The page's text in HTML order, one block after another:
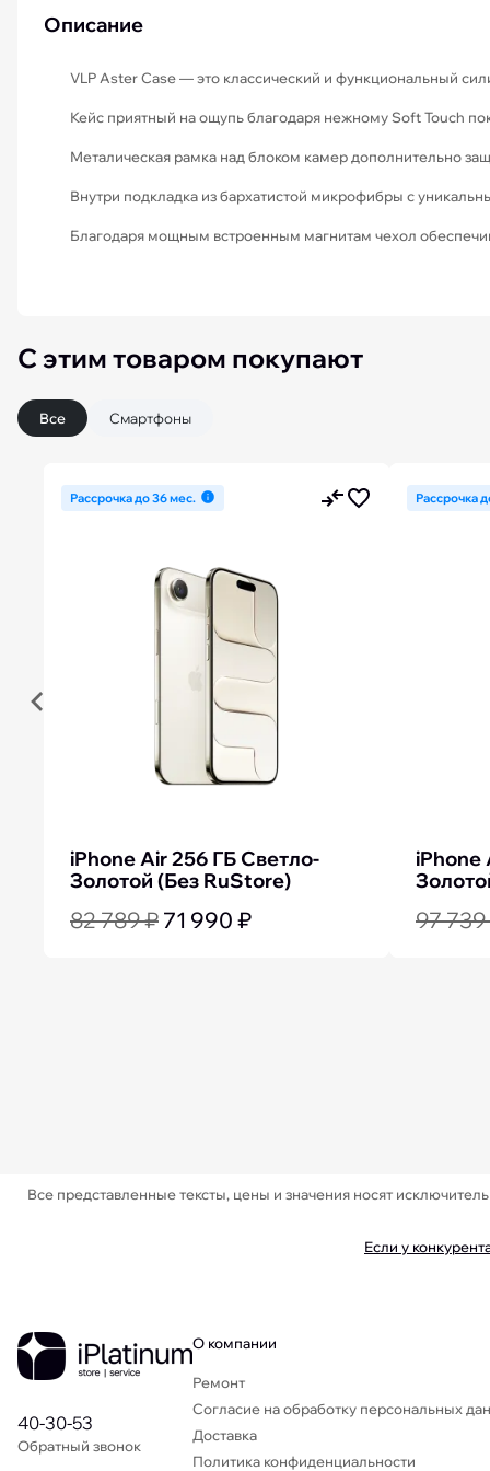
Описание
VLP Aster Case — это классический и функциональный
Кейс приятный на ощупь благодаря нежному Soft Touch
Металическая рамка над блоком камер дополнительно
Внутри подкладка из бархатистой микрофибры с
Благодаря мощным встроенным магнитам чехол
С этим товаром покупают
Все Смартфоны
Previous
Рассрочка до 36 мес.
iPhone Air 256 ГБ Светло-
Золотой (Без RuStore)
82 789 ₽ 71 990 ₽
Рассрочка
iPhone
97
Все представленные тексты, цены и значения носят
Если у
40-30-53
Обратный звонок
О компании
Ремонт
Согласие на обработку персональных
Доставка
Политика конфиденциальности